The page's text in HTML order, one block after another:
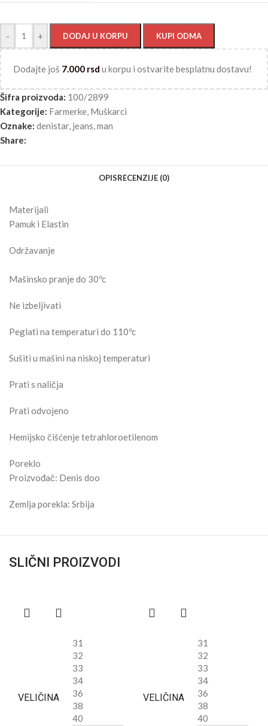
- + DODAJ U KORPU KUPI ODMA
Dodajte još 7.000 rsd u korpu i ostvarite besplatnu dostavu!
Šifra proizvoda: 100/2899
Kategorije: Farmerke, Muškarci
Oznake: denistar, jeans,man
Share:
OPISRECENZIJE (0)
Materijali
Pamuk i Elastin
Održavanje
Mašinsko pranje do 30ºc
Ne izbeljivati
Peglati na temperaturi do 110ºc
Sušiti u mašini na niskoj temperaturi
Prati s naličja
Prati odvojeno
Hemijsko čišćenje tetrahloroetilenom
Poreklo
Proizvođač: Denis doo
Zemlja porekla: Srbija
SLIČNI PROIZVODI
VELIČINA
31
32
33
34
36
38
40
VELIČINA
31
32
33
34
36
38
40